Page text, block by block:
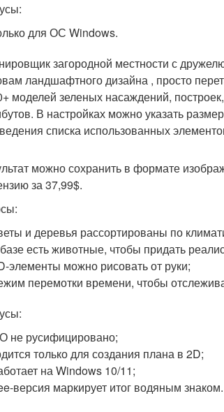
для ОС Windows.
загородной местности с
ландшафтного дизайна , просто
моделей зеленых насаждений,
В настройках можно указать
списка использованных
можно сохранить в формате
за 37,99$.
и деревья рассортированы по
есть животные, чтобы придать
элементы можно рисовать от руки;
перемотки времени, чтобы
не русифицировано;
только для создания плана в 2D;
на Windows 10/11;
версия маркирует итог водяным знаком.